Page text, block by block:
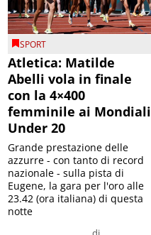
SPORT
Atletica: Matilde
Abelli vola in finale
con la 4×400
femminile ai Mondiali
Under 20
Grande prestazione delle
azzurre - con tanto di record
nazionale - sulla pista di
Eugene, la gara per l'oro alle
23.42 (ora italiana) di questa
notte